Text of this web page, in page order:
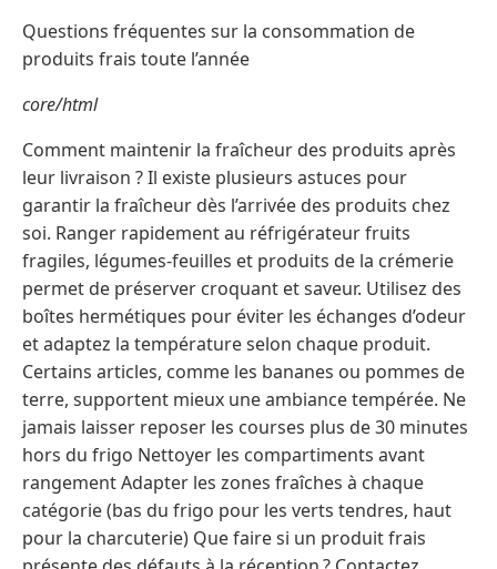
Questions fréquentes sur la consommation de
produits frais toute l’année
core/html
Comment maintenir la fraîcheur des produits après
leur livraison ? Il existe plusieurs astuces pour
garantir la fraîcheur dès l’arrivée des produits chez
soi. Ranger rapidement au réfrigérateur fruits
fragiles, légumes-feuilles et produits de la crémerie
permet de préserver croquant et saveur. Utilisez des
boîtes hermétiques pour éviter les échanges d’odeur
et adaptez la température selon chaque produit.
Certains articles, comme les bananes ou pommes de
terre, supportent mieux une ambiance tempérée. Ne
jamais laisser reposer les courses plus de 30 minutes
hors du frigo Nettoyer les compartiments avant
rangement Adapter les zones fraîches à chaque
catégorie (bas du frigo pour les verts tendres, haut
pour la charcuterie) Que faire si un produit frais